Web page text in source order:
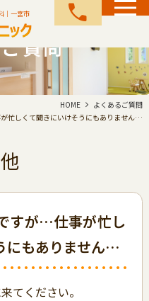
｜一宮市 call
質問
HOME
よくあるご質問
忙しくて聞きにいけそうにもありません…
すが…仕事が忙し
にもありません…
てください。